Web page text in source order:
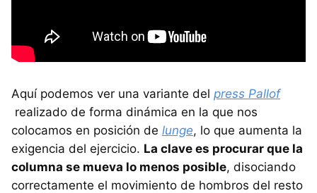
Aquí podemos ver una variante del press Pallof
realizado de forma dinámica en la que nos
colocamos en posición de lunge, lo que aumenta la
exigencia del ejercicio. La clave es procurar que la
columna se mueva lo menos posible, disociando
correctamente el movimiento de hombros del resto